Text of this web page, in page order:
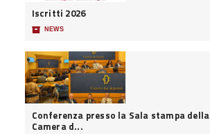
Iscritti 2026
📦 NEWS
Conferenza presso la Sala stampa della
Camera d...